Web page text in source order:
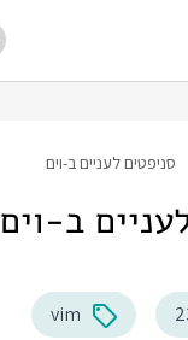
סניפטים לעניים ב-וים
ב-וים
vim